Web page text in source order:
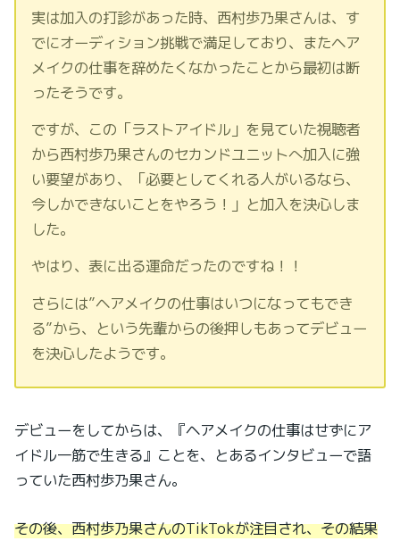
実は加入の打診があった時、西村歩乃果さんは、す
でにオーディション挑戦で満足しており、またヘア
メイクの仕事を辞めたくなかったことから最初は断
ったそうです。
ですが、この「ラストアイドル」を見ていた視聴者
から西村歩乃果さんのセカンドユニットへ加入に強
い要望があり、「必要としてくれる人がいるなら、
今しかできないことをやろう！」と加入を決心しま
した。
やはり、表に出る運命だったのですね！！
さらには”ヘアメイクの仕事はいつになってもでき
る”から、という先輩からの後押しもあってデビュー
を決心したようです。
デビューをしてからは、『ヘアメイクの仕事はせずにア
イドル一筋で生きる』ことを、とあるインタビューで語
っていた西村歩乃果さん。
その後、西村歩乃果さんのTikTokが注目され、その結果